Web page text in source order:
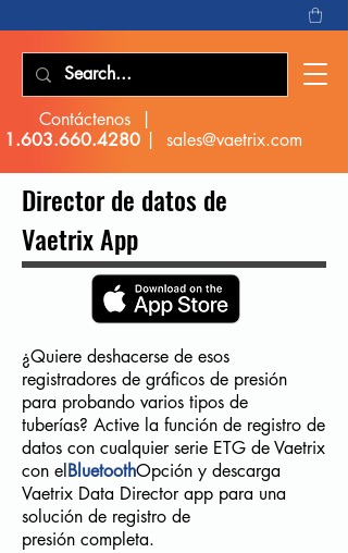
Contáctenos |
1.603.660.4280
sales@vaetrix.com
Director de datos de
Vaetrix App
¿Quiere deshacerse de esos
registradores de gráficos de presión
para probando varios tipos de
tuberías? Active la función de registro de
datos con cualquier serie ETG de Vaetrix
con elBluetoothOpción y descarga
Vaetrix Data Director app para una
solución de registro de
presión completa.